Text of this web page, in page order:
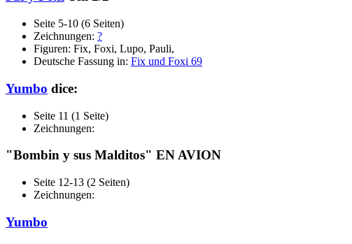
Seite 5-10 (6 Seiten)
Zeichnungen: ?
Figuren: Fix, Foxi, Lupo, Pauli,
Deutsche Fassung in: Fix und Foxi 69
Yumbo dice:
Seite 11 (1 Seite)
Zeichnungen:
"Bombin y sus Malditos" EN AVION
Seite 12-13 (2 Seiten)
Zeichnungen:
Yumbo